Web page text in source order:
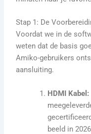
Stap 1: De
Voordat we in de
weten dat de basis
Amiko-gebruikers
aansluiting.
HDMI Kabel:
beeld in